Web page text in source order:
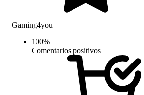
Gaming4you
100%
Comentarios positivos